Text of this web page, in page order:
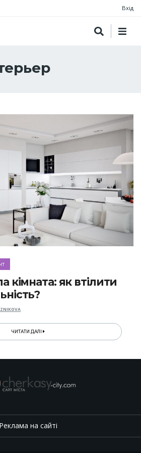
Вхід
кімната: як втілити
ЧИТАТИ ДАЛІ
Реклама на сайті